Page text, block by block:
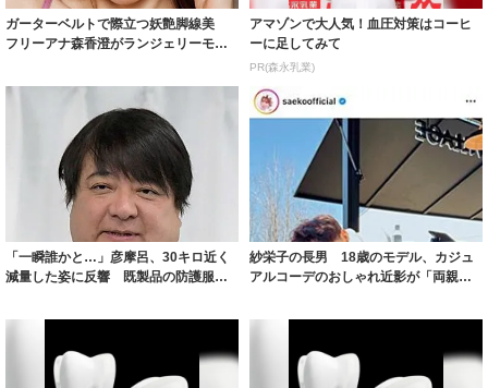
ガーターベルトで際立つ妖艶脚線美
フリーアナ森香澄がランジェリーモデ
アマゾンで大人気！血圧対策はコーヒ
ーに足してみて
PR(森永乳業)
「一瞬誰かと…」彦摩呂、30キロ近く
減量した姿に反響 既製品の防護服が
紗栄子の長男 18歳のモデル、カジュ
アルコーデのおしゃれ近影が「両親の